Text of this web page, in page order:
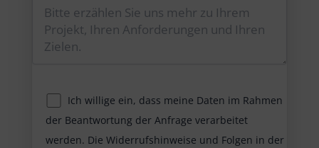
Ich willige ein, dass meine Daten im Rahmen
der Beantwortung der Anfrage verarbeitet
werden. Die Widerrufshinweise und Folgen in der